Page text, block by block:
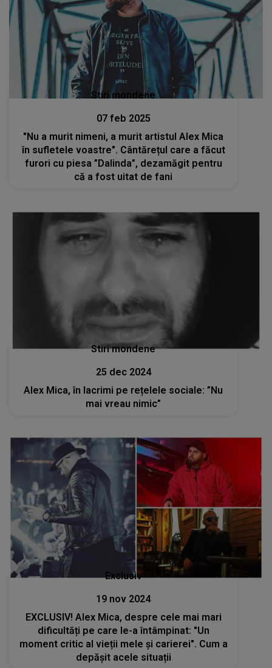
Stiri mondene
07 feb 2025
"Nu a murit nimeni, a murit artistul Alex Mica
în sufletele voastre". Cântărețul care a făcut
furori cu piesa ”Dalinda”, dezamăgit pentru
că a fost uitat de fani
Stiri mondene
25 dec 2024
Alex Mica, în lacrimi pe rețelele sociale: ”Nu
mai vreau nimic”
Exclusiv
19 nov 2024
EXCLUSIV! Alex Mica, despre cele mai mari
dificultăți pe care le-a întâmpinat: "Un
moment critic al vieții mele și carierei". Cum a
depășit acele situații